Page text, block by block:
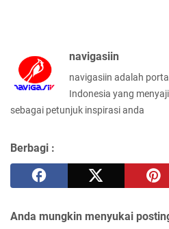
navigasiin
navigasiin adalah
Indonesia yang
sebagai petunjuk inspirasi anda
Berbagi :
Anda mungkin menyukai